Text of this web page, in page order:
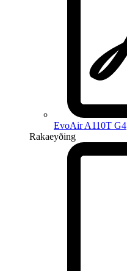
EvoAir A110T G4
Rakaeyðing